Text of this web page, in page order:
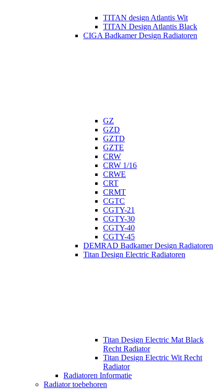
TITAN design Atlantis Wit
TITAN Design Atlantis Black
CIGA Badkamer Design Radiatoren
GZ
GZD
GZTD
GZTE
CRW
CRW 1/16
CRWE
CRT
CRMT
CGTC
CGTY-21
CGTY-30
CGTY-40
CGTY-45
DEMRAD Badkamer Design Radiatoren
Titan Design Electric Radiatoren
Titan Design Electric Mat Black
Recht Radiator
Titan Design Electric Wit Recht
Radiator
Radiatoren Informatie
Radiator toebehoren